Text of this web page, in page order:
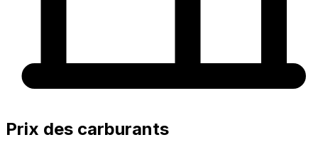
Prix des carburants